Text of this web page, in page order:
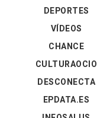
DEPORTES
VÍDEOS
CHANCE
CULTURAOCIO
DESCONECTA
EPDATA.ES